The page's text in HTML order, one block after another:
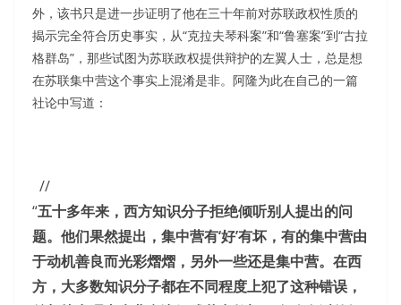
外，该书只是进一步证明了他在三十年前对苏联政权性质的
揭示完全符合历史事实，从“克拉夫琴科案”和“鲁塞案”到“古拉
格群岛”，那些试图为苏联政权提供辩护的左翼人士，总是想
在苏联集中营这个事实上混淆是非。阿隆为此在自己的一篇
社论中写道：
//
“五十多年来，西方知识分子拒绝倾听别人提出的问
题。他们果然提出，集中营有‘好’有坏，有的集中营由
于动机善良而光彩熠熠，另外一些还是集中营。在西
方，大多数知识分子都在不同程度上犯了这种错误，